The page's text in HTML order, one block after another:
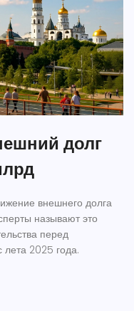
долг
внешнего долга
называют это
перед
2025 года.